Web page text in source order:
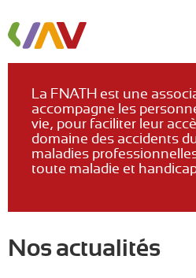
Nos actualités
La FNATH est une
accompagne les
vie, pour faciliter leur
domaine des accidents
maladies
toute maladie et